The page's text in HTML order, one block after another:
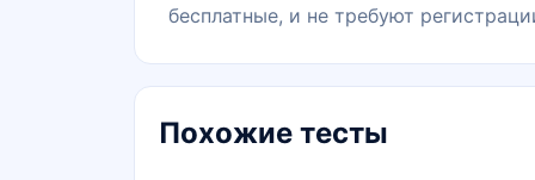
бесплатные, и не требуют
Похожие тесты